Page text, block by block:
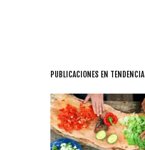
PUBLICACIONES EN TENDENCIA